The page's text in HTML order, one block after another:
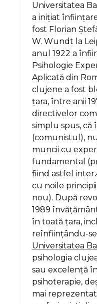
Universitatea
a iniţiat
fost Florian
W. Wundt la
anul 1922 a
Psihologie
Aplicată din
clujene a fost
ţara, între anii
directivelor
simplu spus,
(comunistul),
muncii cu
fundamental
fiind astfel
cu noile
nou). După
1989
în toată ţara,
reînfiinţându-
Universitatea
psihologia
sau excelenţă
psihoterapie,
mai